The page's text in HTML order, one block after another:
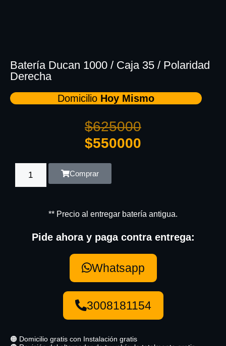
Batería Ducan 1000 / Caja 35 / Polaridad
Derecha
Domicilio Hoy Mismo
$625000
$550000
Comprar
** Precio al entregar batería antigua.
Pide ahora y paga contra entrega:
Whatsapp
3008181154
🟠 Domicilio gratis con Instalación gratis